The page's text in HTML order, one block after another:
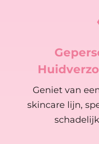
Geniet van
skincare lijn,